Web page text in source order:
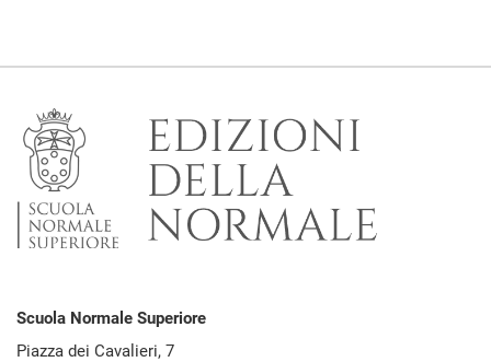
Scuola Normale Superiore
Piazza dei Cavalieri, 7